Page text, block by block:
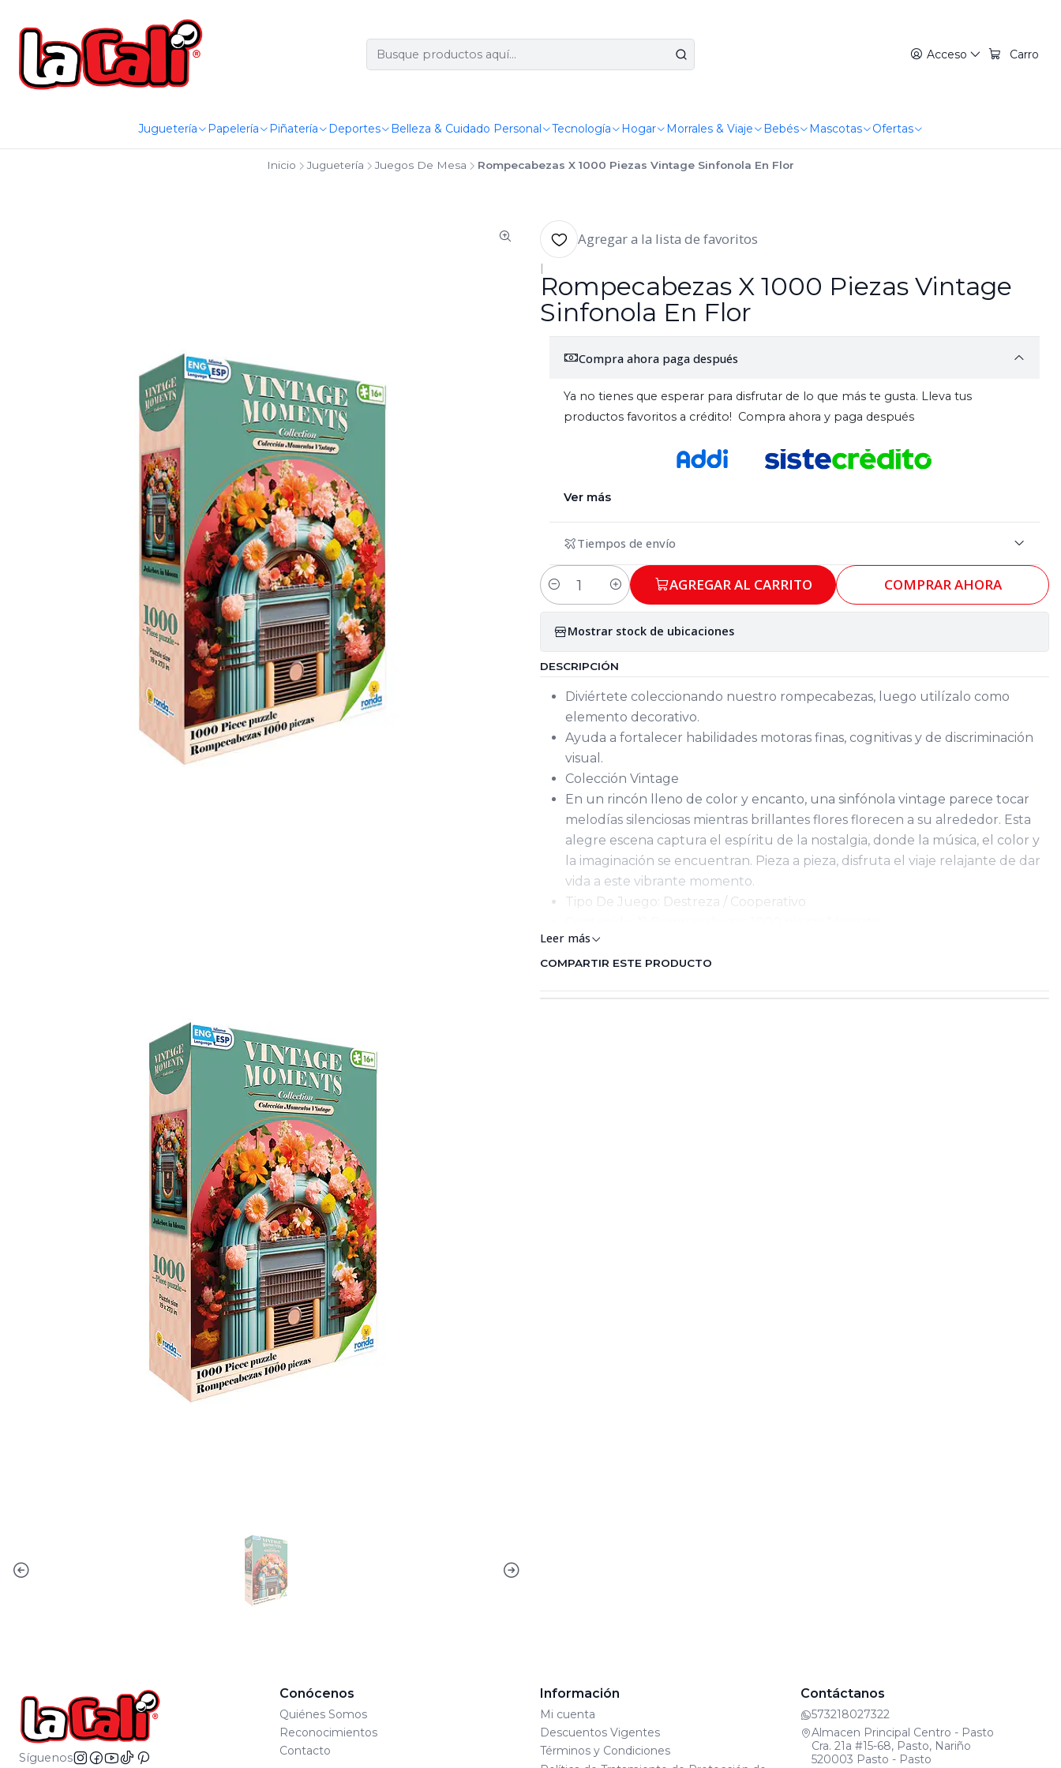
Acceso Carro
Juguetería Papelería Piñatería Deportes Belleza & Cuidado Personal Tecnología Hogar Morrales & Viaje Bebés Mascotas Ofertas
Inicio Juguetería Juegos De Mesa Rompecabezas X 1000 Piezas Vintage Sinfonola En Flor
Agregar a la lista de favoritos
|
Rompecabezas X 1000 Piezas Vintage
Sinfonola En Flor
Compra ahora paga después
Ya no tienes que esperar para disfrutar de lo que más te gusta. Lleva tus
productos favoritos a crédito! Compra ahora y paga después
Ver más
Tiempos de envío
Cantidad AGREGAR AL CARRITO COMPRAR AHORA
Mostrar stock de ubicaciones
DESCRIPCIÓN
Diviértete coleccionando nuestro rompecabezas, luego utilízalo como
elemento decorativo.
Ayuda a fortalecer habilidades motoras finas, cognitivas y de discriminación
visual.
Colección Vintage
En un rincón lleno de color y encanto, una sinfónola vintage parece tocar
melodías silenciosas mientras brillantes flores florecen a su alrededor. Esta
alegre escena captura el espíritu de la nostalgia, donde la música, el color y
la imaginación se encuentran. Pieza a pieza, disfruta el viaje relajante de dar
vida a este vibrante momento.
Tipo De Juego: Destreza / Cooperativo
Fabricante: Innovafactory S.A.S
País de Origen: Colombia
Registro SIC: 860048346
Leer más
COMPARTIR ESTE PRODUCTO
Síguenos
Conócenos
Quiénes Somos
Reconocimientos
Contacto
Información
Mi cuenta
Descuentos Vigentes
Términos y Condiciones
Contáctanos
573218027322
Almacen Principal Centro - Pasto
Cra. 21a #15-68, Pasto, Nariño
520003 Pasto - Pasto